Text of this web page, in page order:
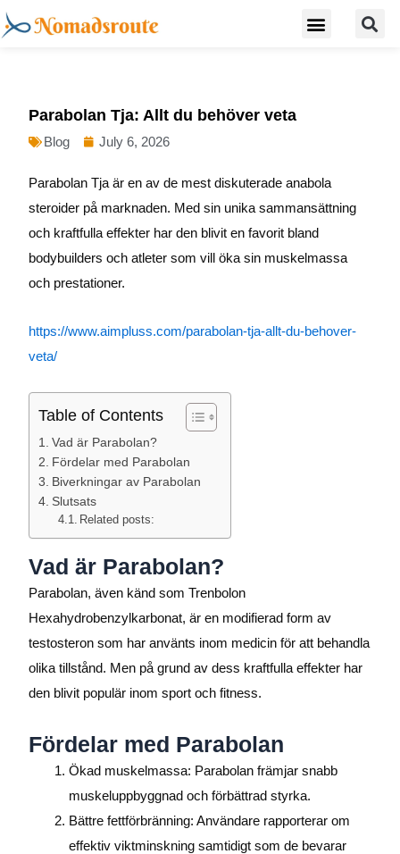
Skip
to
Menu
Parabolan Tja: Allt du behöver veta
Blog July 6, 2026
Parabolan Tja är en av de mest diskuterade anabola
steroider på marknaden. Med sin unika sammansättning
och kraftfulla effekter har den blivit en favorit bland
bodybuilders och atleter som vill öka sin muskelmassa
och prestationer.
https://www.aimpluss.com/parabolan-tja-allt-du-behover-
veta/
Table of Contents
Vad är Parabolan?
Fördelar med Parabolan
Biverkningar av Parabolan
Slutsats
Related posts:
Vad är Parabolan?
Parabolan, även känd som Trenbolon
Hexahydrobenzylkarbonat, är en modifierad form av
testosteron som har använts inom medicin för att behandla
olika tillstånd. Men på grund av dess kraftfulla effekter har
den blivit populär inom sport och fitness.
Fördelar med Parabolan
Ökad muskelmassa: Parabolan främjar snabb
muskeluppbyggnad och förbättrad styrka.
Bättre fettförbränning: Användare rapporterar om
effektiv viktminskning samtidigt som de bevarar